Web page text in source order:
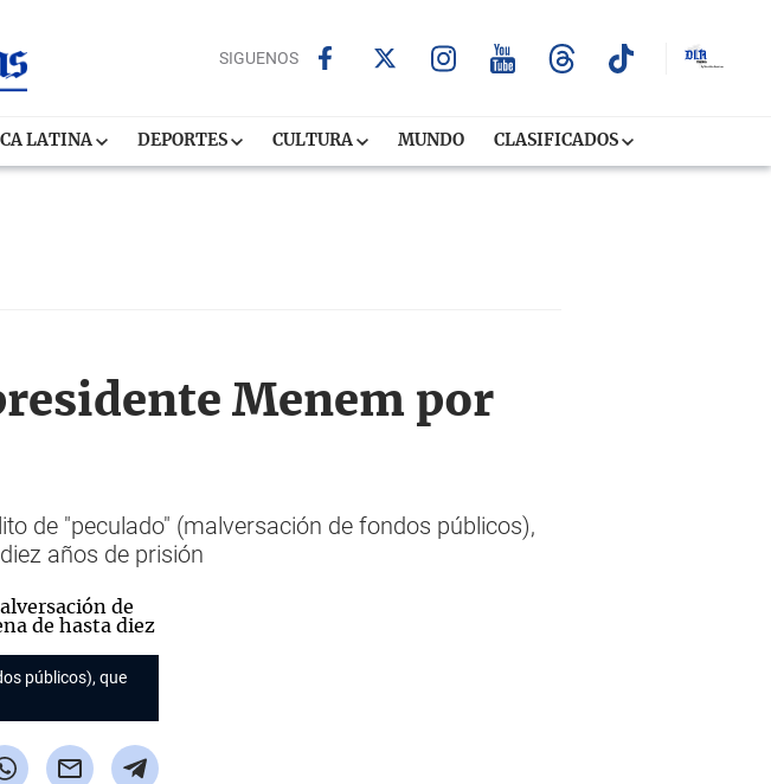
SIGUENOS
LATINA DEPORTES CULTURA MUNDO CLASIFICADOS
Menem por
de "peculado" (malversación de fondos públicos),
años de prisión
públicos), que